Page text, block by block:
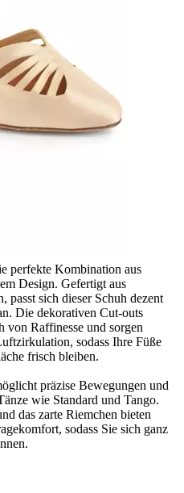
perfekte Kombination aus
Design. Gefertigt aus
passt sich dieser Schuh dezent
Die dekorativen Cut-outs
von Raffinesse und sorgen
sodass Ihre Füße
frisch bleiben.
präzise Bewegungen und
wie Standard und Tango.
das zarte Riemchen bieten
sodass Sie sich ganz